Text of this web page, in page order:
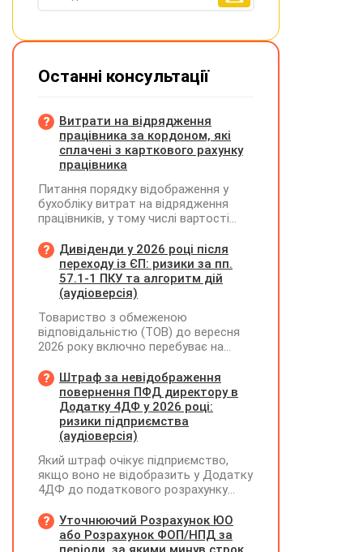
Останні консультації
Витрати на відрядження
працівника за кордоном, які
сплачені з карткового рахунку
працівника
Питання порядку відображення у
бухобліку витрат на відрядження
працівників, у тому числі вартості
карткового рахунку працівника та
підтвердження таких операцій
первинними документами, належать
до компетенції Мінфіну
Дивіденди у 2026 році після
переходу із ЄП: ризики за пп.
57.1-1 ПКУ та алгоритм дій
(аудіоверсія)
Товариство з обмеженою
відповідальністю (ТОВ) до вересня
2026 року включно перебуває на
(єдиний податок, 3 група, ставка 5%,
неплатник ПДВ). З 1 жовтня 2026
року підприємство переходить на
загальну систему оподаткування
(стає платником податку на
діяльності у періоді 2024–2025 років
(під час перебування на спрощеній
системі) підприємство отримало
нерозподіленого прибутку в балансі
становить 18 млн грн. Наприкінці
Штраф за невідображення
повернення ПФД директору в
Додатку 4ДФ у 2026 році:
ризики підприємства
(аудіоверсія)
Який штраф очікує підприємство,
якщо воно не відобразить у Додатку
4ДФ до податкового розрахунку
допомоги (ПФД) директору?
Уточнюючий Розрахунок ЮО
або Розрахунок ФОП/НПД за